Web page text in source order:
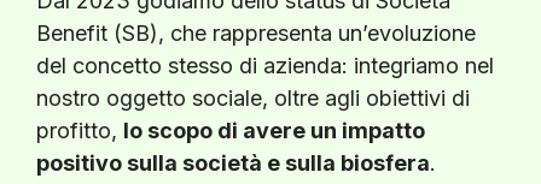
Benefit (SB), che rappresenta un’evoluzione
del concetto stesso di azienda: integriamo nel
nostro oggetto sociale, oltre agli obiettivi di
profitto, lo scopo di avere un impatto
positivo sulla società e sulla biosfera.